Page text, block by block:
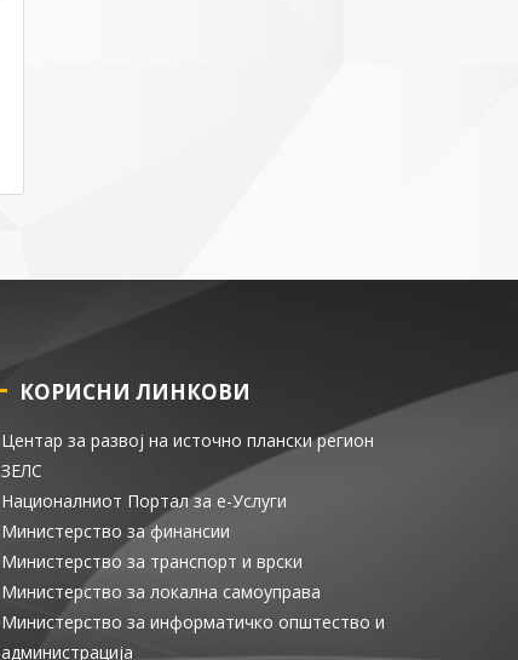
КОРИСНИ ЛИНКОВИ
Центар за развој на источно плански регион
ЗЕЛС
Националниот Портал за е-Услуги
Министерство за финансии
Министерство за транспорт и врски
Министерство за локална самоуправа
Министерство за информатичко општество и
администрација